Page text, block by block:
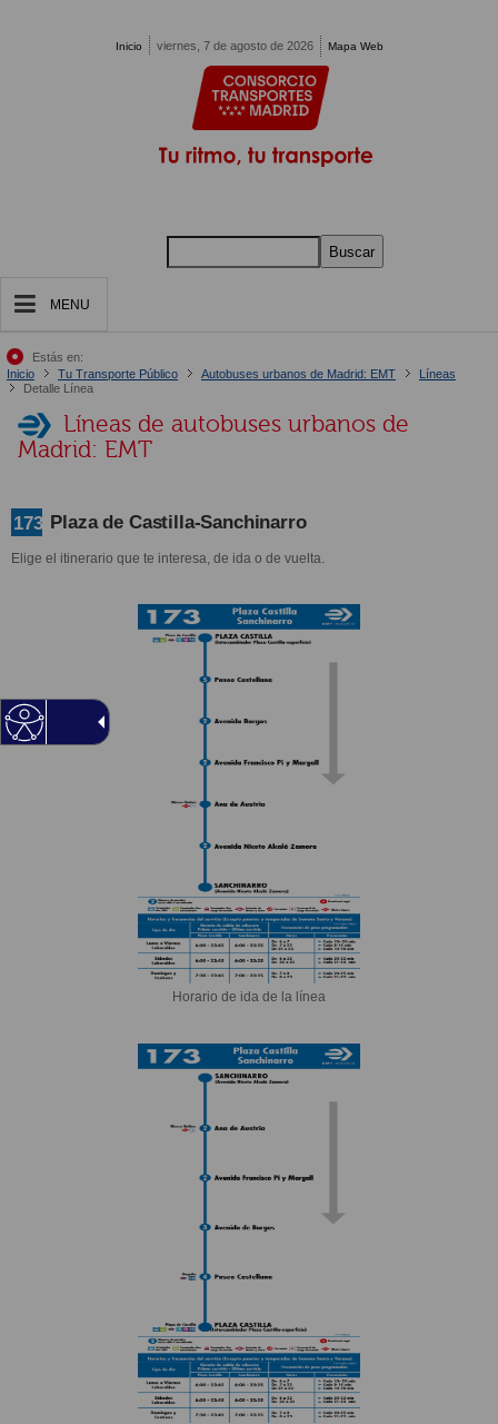
Inicio viernes, 7 de agosto de 2026 Mapa Web
Buscar
MENU
Estás en:
Inicio
Tu Transporte Público Autobuses urbanos de Madrid: EMT
Líneas
Detalle Línea
Líneas de autobuses urbanos de
Madrid: EMT
173 Plaza de Castilla-Sanchinarro
Elige el itinerario que te interesa, de ida o de vuelta.
Horario de ida de la línea